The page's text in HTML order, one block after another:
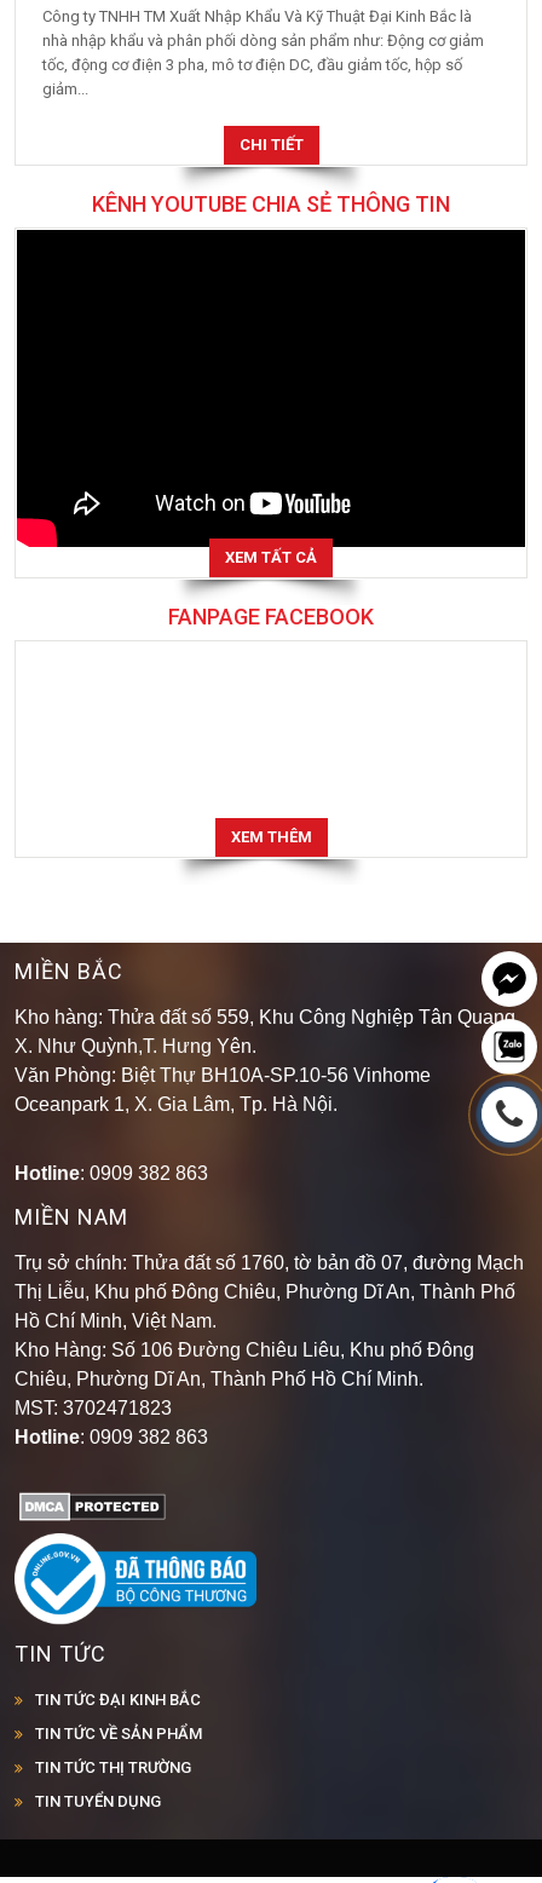
Công ty TNHH TM Xuất Nhập Khẩu Và Kỹ Thuật Đại Kinh Bắc là
nhà nhập khẩu và phân phối dòng sản phẩm như: Động cơ giảm
tốc, động cơ điện 3 pha, mô tơ điện DC, đầu giảm tốc, hộp số
giảm...
CHI TIẾT
KÊNH YOUTUBE CHIA SẺ THÔNG TIN
XEM TẤT CẢ
FANPAGE FACEBOOK
XEM THÊM
MIỀN BẮC
Kho hàng: Thửa đất số 559, Khu Công Nghiệp Tân Quang,
X. Như Quỳnh,T. Hưng Yên.
Văn Phòng: Biệt Thự BH10A-SP.10-56 Vinhome
Oceanpark 1, X. Gia Lâm, Tp. Hà Nội.
Hotline: 0909 382 863
MIỀN NAM
Trụ sở chính: Thửa đất số 1760, tờ bản đồ 07, đường Mạch
Thị Liễu, Khu phố Đông Chiêu, Phường Dĩ An, Thành Phố
Hồ Chí Minh, Việt Nam.
Kho Hàng: Số 106 Đường Chiêu Liêu, Khu phố Đông
Chiêu, Phường Dĩ An, Thành Phố Hồ Chí Minh.
MST: 3702471823
Hotline: 0909 382 863
TIN TỨC
TIN TỨC ĐẠI KINH BẮC
TIN TỨC VỀ SẢN PHẨM
TIN TỨC THỊ TRƯỜNG
TIN TUYỂN DỤNG